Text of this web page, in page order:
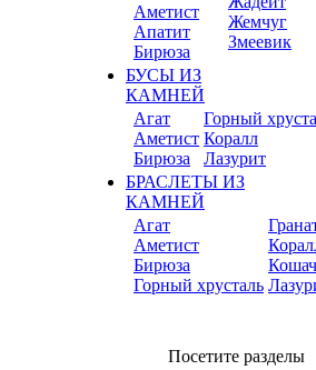
Аметист
Апатит
Бирюза
Жемчуг
Змеевик
БУСЫ ИЗ
КАМНЕЙ
Агат
Аметист
Бирюза
Горный
Коралл
Лазурит
БРАСЛЕТЫ ИЗ
КАМНЕЙ
Агат
Аметист
Бирюза
Горный хрусталь
Посетите разделы